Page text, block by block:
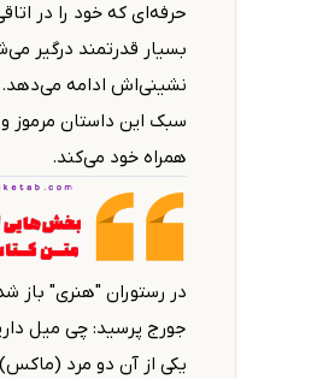
حرفه‌‌ای که خود را در
بسیار قدرتمند درگیر
نشینی‌اش ادامه می‌دهد.
سبک این داستان‌ مرموز
همراه خود می‌کند.
در رستوران "هنری" باز
جورج پرسید: چی میل
یکی از آن دو مرد